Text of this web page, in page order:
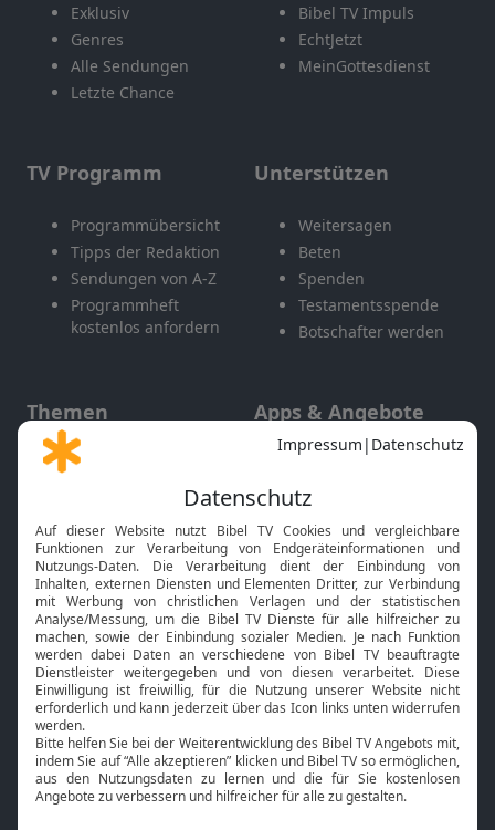
Exklusiv
Genres
Alle Sendungen
Letzte Chance
Bibel TV Impuls
EchtJetzt
MeinGottesdienst
TV Programm
Programmübersicht
Tipps der Redaktion
Sendungen von A-Z
Programmheft
kostenlos anfordern
Unterstützen
Weitersagen
Beten
Spenden
Testamentsspende
Botschafter werden
Themen
Gott und Bibel erklärt
Neuigkeiten
Apps & Angebote
Mobile App
Smart TV
HbbTV
Bibelthek Online-Bibel
Nächster Gottesdienst
Bibel TV
Über uns
Jobs
Service
Kontakt
TV-Empfang